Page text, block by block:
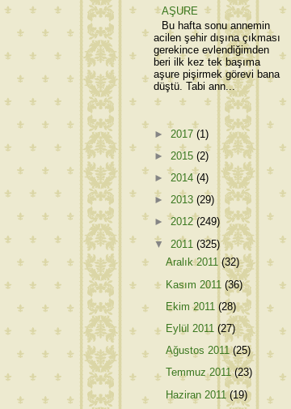
AŞURE
Bu hafta sonu annemin
acilen şehir dışına çıkması
gerekince evlendiğimden
beri ilk kez tek başıma
aşure pişirmek görevi bana
düştü. Tabi ann...
► 2017 (1)
► 2015 (2)
►2014(4)
► 2013 (29)
►2012(249)
▼ 2011 (325)
Aralık 2011(32)
Kasım 2011(36)
Ekim 2011(28)
Eylül 2011(27)
Ağustos 2011(25)
Temmuz 2011(23)
Haziran 2011(19)